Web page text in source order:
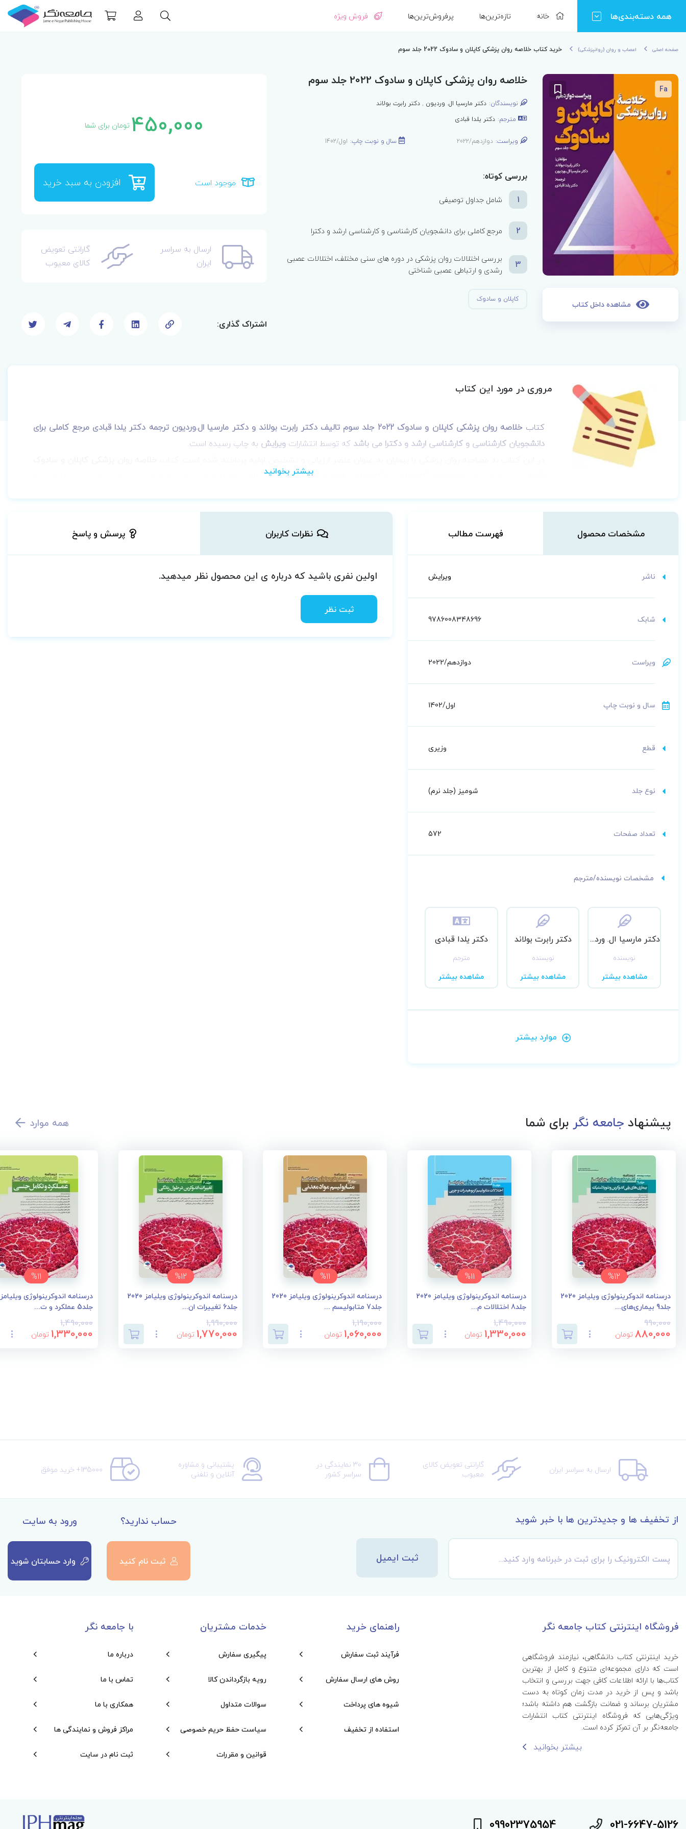
همه دسته‌بندی‌ها خانه تازه‌ترین‌ها پرفروش‌ترین‌ها فروش ویژه
صفحه اصلی اعصاب و روان (روانپزشکی) خرید کتاب خلاصه روان پزشکی کاپلان و سادوک 2022 جلد سوم
Fa
مشاهده داخل کتاب
خلاصه روان پزشکی کاپلان و سادوک 2022 جلد سوم
نویسندگان: دکتر مارسیا ال. وردیون ,دکتر رابرت بولاند
مترجم: دکتر یلدا قبادی
ویراست: دوازدهم/2022 سال و نوبت چاپ: اول/1402
بررسی کوتاه:
1
شامل جداول توصیفی
2 مرجع کاملی برای دانشجویان کارشناسی و کارشناسی ارشد و دکترا
3
بررسی اختلالات روان پزشکی در دوره های سنی مختلف، اختلالات عصبی
رشدی و ارتباطی عصبی شناختی
کاپلان و سادوک
450,000تومان برای شما
موجود است افزودن به سبد خرید
ارسال به سراسر
ایران
گارانتی تعویض
کالای معیوب
اشتراک گذاری:
مروری در مورد این کتاب
کتاب
خلاصه روان پزشکی کاپلان و سادوک 2022 جلد سوم تالیف دکتر رابرت بولاند و دکتر مارسیا ال.وردیون ترجمه دکتر یلدا قبادی مرجع کاملی برای
دانشجویان کارشناسی و کارشناسی ارشد و دکترا می باشد که توسط انتشارات ویرایش به چاپ رسیده است.
دانشجویان کارشناسی و کارشناسی ارشد و دکترااست زیرا مطالب را از پایه ترین تا پیشرفته ترین مباحث به صورت کامل و به
تسریع درک مطالب و مفاهیم این کتاب شده اند.
ویرایش جدید، کلیه مطالب بالینی، از جمله تشخیص، آسیب روانی بیماری های روان پزشکی و جدیدترین مداخله های درمانی (دارو و تکنیک درمانی) را در
برمی گیرد و به بررسی اختلالات روانپزشکی در دوره های سنی مختلف، اختلالات عصبی رشدی و ارتباطی عصبی شناختی مانند دمانس و اختلالات اعتیادی
و مصرف مواد در سنین مختلف کودکی تا بزرگسالی می پردازد.
مشخصات محصول فهرست مطالب
ناشر ویرایش
شابک 9786008348696
ویراست دوازدهم/2022
سال و نوبت چاپ اول/1402
قطع وزیری
نوع جلد شومیز (جلد نرم)
تعداد صفحات 572
مشخصات نویسنده/مترجم
دکتر مارسیا ال. وردیون
نویسنده
مشاهده بیشتر
دکتر رابرت بولاند
نویسنده
مشاهده بیشتر
دکتر یلدا قبادی
مترجم
مشاهده بیشتر
موارد بیشتر
نظرات کاربران پرسش و پاسخ
اولین نفری باشید که درباره ی این محصول نظر میدهید.
ثبت نظر
پیشنهادجامعه نگربرای شما همه موارد
%12
درسنامه اندوکرینولوژی ویلیامز 2020
جلد9 بیماری‌های...
990,000
880,000 تومان
%11
درسنامه اندوکرینولوژی ویلیامز 2020
جلد8 اختلالات م...
1,490,000
1,330,000 تومان
%11
درسنامه اندوکرینولوژی ویلیامز 2020
جلد7 متابولیسم ...
1,190,000
1,060,000 تومان
%12
درسنامه اندوکرینولوژی ویلیامز 2020
جلد6 تغییرات ان...
1,990,000
1,770,000 تومان
%11
جلد5 عملکرد و ت...
1,490,000
1,330,000 تومان
ارسال به سراسر ایران گارانتی تعویض کالای
معیوب
30 نمایندگی در
سراسر کشور
پشتیبانی و مشاوره
آنلاین و تلفنی 135000+ خرید موفق
از تخفیف ها و جدیدترین ها با خبر شوید
ثبت ایمیل
ورود به سایت
وارد حسابتان شوید
حساب ندارید؟
ثبت نام کنید
فروشگاه اینترنتی کتاب جامعه نگر
خرید اینترنتی کتاب‌ دانشگاهی، نیازمند فروشگاهی
است که دارای مجموعه‌ای متنوع و کامل از بهترین
کتاب‌ها با ارائه اطلاعات کافی جهت بررسی و انتخاب
باشد و پس از خرید در مدت زمان کوتاه به دست
مشتریان برساند و ضمانت بازگشت هم داشته باشد؛
ویژگی‌هایی که فروشگاه اینترنتی کتاب انتشارات
جامعه‌نگر بر آن تمرکز کرده است.
بیشتر بخوانید
راهنمای خرید
فرآیند ثبت سفارش
روش های ارسال سفارش
شیوه های پرداخت
استفاده از تخفیف
خدمات مشتریان
پیگیری سفارش
رویه بازگرداندن کالا
سوالات متداول
سیاست حفظ حریم خصوصی
قوانین و مقررات
با جامعه نگر
درباره ما
تماس با ما
همکاری با ما
مراکز فروش و نمایندگی ها
ثبت نام در سایت
021-6647-5126
09902375954